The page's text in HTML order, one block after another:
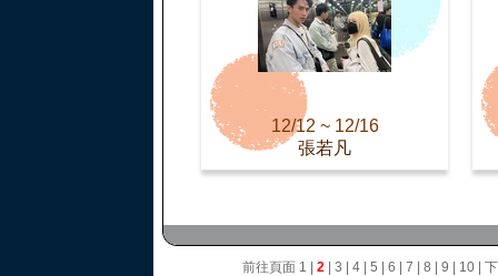
12/12 ~ 12/16
張若凡
前往頁面 1 2| 3 4| 5 6 7 8 9 10|